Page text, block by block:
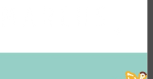
Bộ thìa nĩa tập ăn cho bé Palm Grasp